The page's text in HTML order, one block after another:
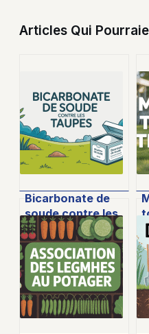
Articles Qui
Bicarbonate de
soude contre les
taupes : méthode
naturelle et
efficacité réelle